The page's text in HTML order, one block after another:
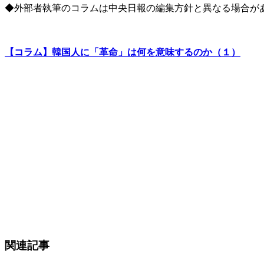
◆外部者執筆のコラムは中央日報の編集方針と異なる場合が
【コラム】韓国人に「革命」は何を意味するのか（１）
関連記事